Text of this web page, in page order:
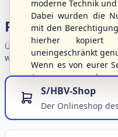
Portalbereiche
Übersicht der
weiterführende
S/HBV-Shop
Der Onlineshop
moderne Technik
Dabei wurden die
mit den
hierher kopiert
uneingeschränkt
Wenn es von eurer
Anregungen
gerne an die
schicken.